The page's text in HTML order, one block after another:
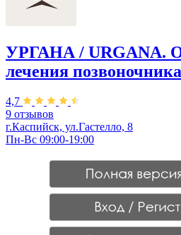
УРГАНА / URGANA.
лечения
4,7
9 отзывов
г.Каспийск, ул.Гастелло, 8
Пн-Вс 09:00-19:00